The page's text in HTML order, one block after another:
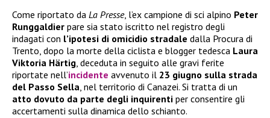
Come riportato da La Presse, l’ex campione di sci alpino Peter
Runggaldier pare sia stato iscritto nel registro degli
indagati con l’ipotesi di omicidio stradale dalla Procura di
Trento, dopo la morte della ciclista e blogger tedesca Laura
Viktoria Härtig, deceduta in seguito alle gravi ferite
riportate nell’incidente avvenuto il 23 giugno sulla strada
del Passo Sella, nel territorio di Canazei. Si tratta di un
atto dovuto da parte degli inquirenti per consentire gli
accertamenti sulla dinamica dello schianto.